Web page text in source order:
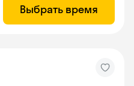
Выбрать время